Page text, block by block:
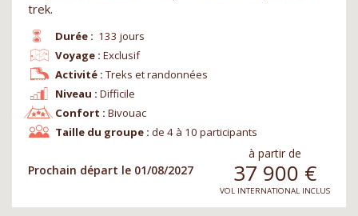
trek.
Durée : 133 jours
Niveau : Difficile
Voyage : Exclusif
Confort : Bivouac
Activité : Treks et randonnées
Taille du groupe : de 4 à 10 participants
Prochain départ le 01/08/2027
à partir de
37 900 €
VOL INTERNATIONAL INCLUS